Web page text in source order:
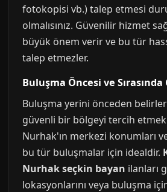
fotokopisi vb.) talep etmesi
olmalısınız. Güvenilir hizmet
büyük önem verir ve bu tür
talep etmezler.
Buluşma Öncesi ve
Buluşma yerini önceden
güvenli bir bölgeyi tercih etmek
Nurhak'ın merkezi konumları
bu tür buluşmalar için idealdir.
Nurhak seçkin bayan ilanları
lokasyonlarını veya buluşma